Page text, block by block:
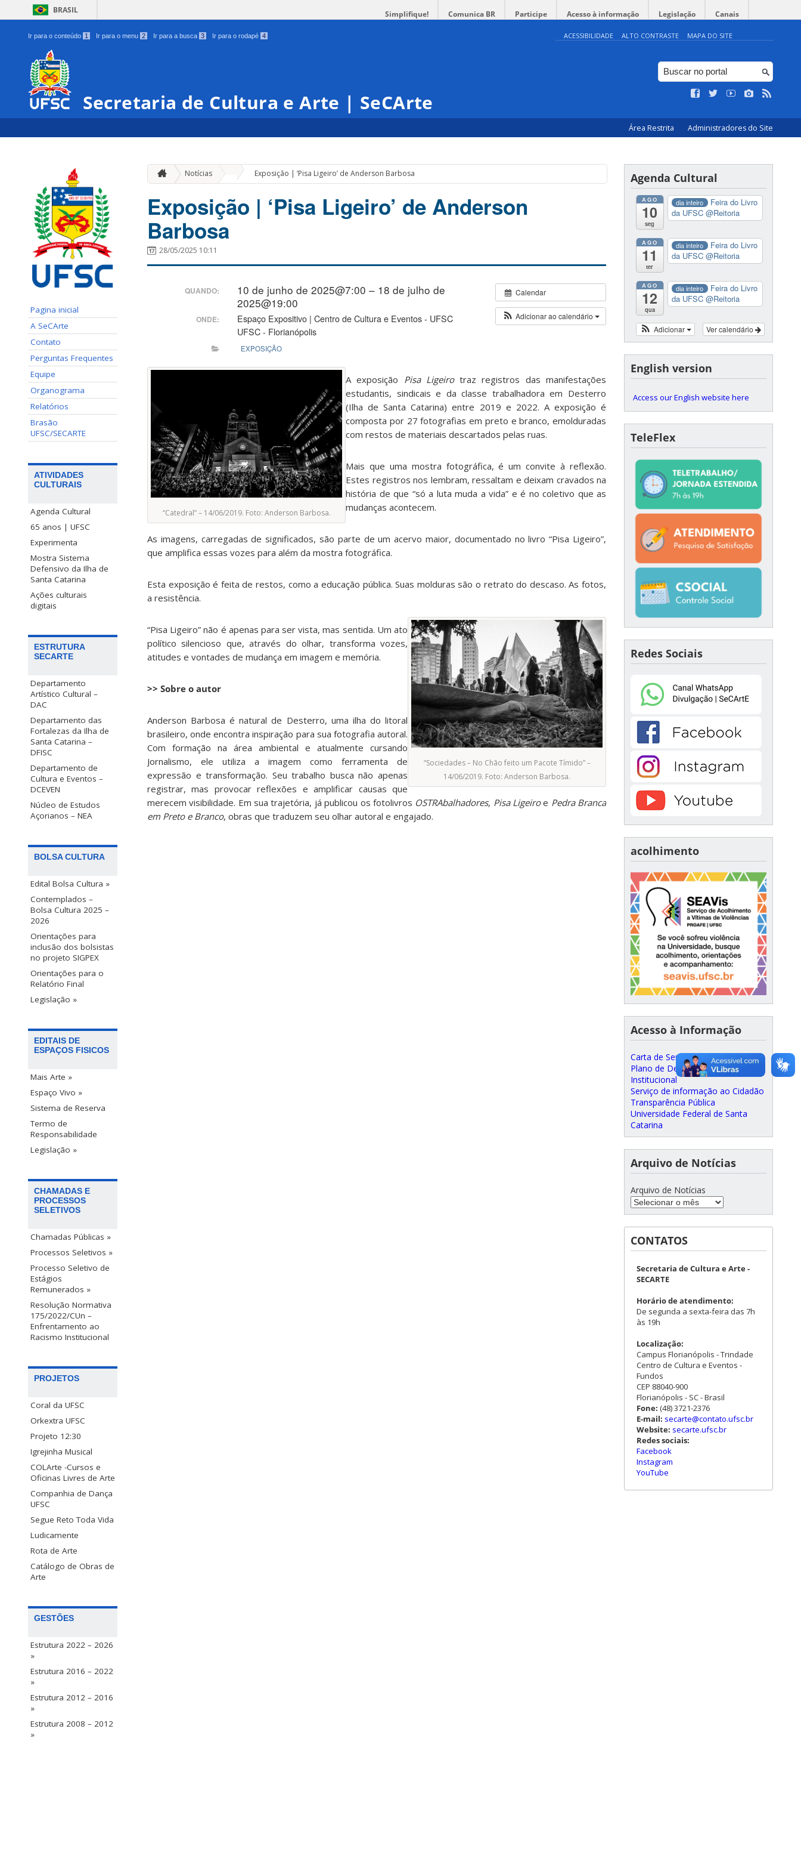
BRASIL Simplifique! Comunica BR Participe Acesso à informação Legislação Canais
Ir para o conteúdo 1 Ir para o menu 2 Ir para a busca 3 Ir para o rodapé 4 ACESSIBILIDADE ALTO CONTRASTE MAPA DO SITE
Secretaria de Cultura e Arte | SeCArte
Área Restrita Administradores do Site
Pagina inicial
A SeCArte
Contato
Perguntas Frequentes
Equipe
Organograma
Relatórios
Brasão
UFSC/SECARTE
ATIVIDADES
CULTURAIS
Agenda Cultural
65 anos | UFSC
Experimenta
Mostra Sistema
Defensivo da Ilha de
Santa Catarina
Ações culturais
digitais
ESTRUTURA
SECARTE
Departamento
Artístico Cultural –
DAC
Departamento das
Fortalezas da Ilha de
Santa Catarina –
DFISC
Departamento de
Cultura e Eventos –
DCEVEN
Núcleo de Estudos
Açorianos – NEA
BOLSA CULTURA
Edital Bolsa Cultura »
Contemplados –
Bolsa Cultura 2025 –
2026
Orientações para
inclusão dos bolsistas
no projeto SIGPEX
Orientações para o
Relatório Final
Legislação »
EDITAIS DE
ESPAÇOS FISICOS
Mais Arte »
Espaço Vivo »
Sistema de Reserva
Termo de
Responsabilidade
Legislação »
CHAMADAS E
PROCESSOS
SELETIVOS
Chamadas Públicas »
Processos Seletivos »
Processo Seletivo de
Estágios
Remunerados »
Resolução Normativa
175/2022/CUn –
Enfrentamento ao
Racismo Institucional
PROJETOS
Coral da UFSC
Orkextra UFSC
Projeto 12:30
Igrejinha Musical
COLArte -Cursos e
Oficinas Livres de Arte
Companhia de Dança
UFSC
Segue Reto Toda Vida
Ludicamente
Rota de Arte
Catálogo de Obras de
Arte
GESTÕES
Estrutura 2022 – 2026
»
Estrutura 2016 – 2022
»
Estrutura 2012 – 2016
»
Estrutura 2008 – 2012
»
Notícias Exposição | ‘Pisa Ligeiro’ de Anderson Barbosa
Exposição | ‘Pisa Ligeiro’ de Anderson
Barbosa
28/05/2025 10:11
Calendar
Adicionar ao calendário
QUANDO:
10 de junho de 2025@7:00 – 18 de julho de
2025@19:00
ONDE:
Espaço Expositivo | Centro de Cultura e Eventos - UFSC
UFSC - Florianópolis
EXPOSIÇÃO
“Catedral” – 14/06/2019. Foto: Anderson Barbosa.
A exposição Pisa Ligeirotraz registros das manifestações
estudantis, sindicais e da classe trabalhadora em Desterro
(Ilha de Santa Catarina) entre 2019 e 2022. A exposição é
composta por 27 fotografias em preto e branco, emolduradas
com restos de materiais descartados pelas ruas.
Mais que uma mostra fotográfica, é um convite à reflexão.
Estes registros nos lembram, ressaltam e deixam cravados na
história de que “só a luta muda a vida” e é no coletivo que as
mudanças acontecem.
As imagens, carregadas de significados, são parte de um acervo maior, documentado no livro “Pisa Ligeiro”,
que amplifica essas vozes para além da mostra fotográfica.
Esta exposição é feita de restos, como a educação pública. Suas molduras são o retrato do descaso. As fotos,
a resistência.
“Sociedades – No Chão feito um Pacote Tímido” –
14/06/2019. Foto: Anderson Barbosa.
“Pisa Ligeiro” não é apenas para ser vista, mas sentida. Um ato
político silencioso que, através do olhar, transforma vozes,
atitudes e vontades de mudança em imagem e memória.
>> Sobre o autor
Anderson Barbosa é natural de Desterro, uma ilha do litoral
brasileiro, onde encontra inspiração para sua fotografia autoral.
Com formação na área ambiental e atualmente cursando
Jornalismo, ele utiliza a imagem como ferramenta de
expressão e transformação. Seu trabalho busca não apenas
registrar, mas provocar reflexões e amplificar causas que
merecem visibilidade. Em sua trajetória, já publicou os fotolivros OSTRAbalhadores, Pisa Ligeiroe Pedra Branca
em Preto e Branco, obras que traduzem seu olhar autoral e engajado.
Agenda Cultural
AGO
10
seg
dia inteiro
Feira do Livro
da UFSC @Reitoria
AGO
11
ter
dia inteiro
Feira do Livro
da UFSC @Reitoria
AGO
12
qua
dia inteiro
Feira do Livro
da UFSC @Reitoria
Ver calendário
Adicionar
English version
Access our English website here
TeleFlex
Redes Sociais
acolhimento
Acesso à Informação
Carta de Serviços ao Cidadão
Plano de Desenvolvimento
Institucional
Serviço de informação ao Cidadão
Transparência Pública
Universidade Federal de Santa
Catarina
Arquivo de Notícias
Arquivo de Notícias
CONTATOS
Secretaria de Cultura e Arte -
SECARTE
Horário de atendimento:
De segunda a sexta-feira das 7h
às 19h
Localização:
Campus Florianópolis - Trindade
Centro de Cultura e Eventos -
Fundos
CEP 88040-900
Florianópolis - SC - Brasil
Fone: (48) 3721-2376
E-mail: secarte@contato.ufsc.br
Website: secarte.ufsc.br
Redes sociais:
Facebook
Instagram
YouTube